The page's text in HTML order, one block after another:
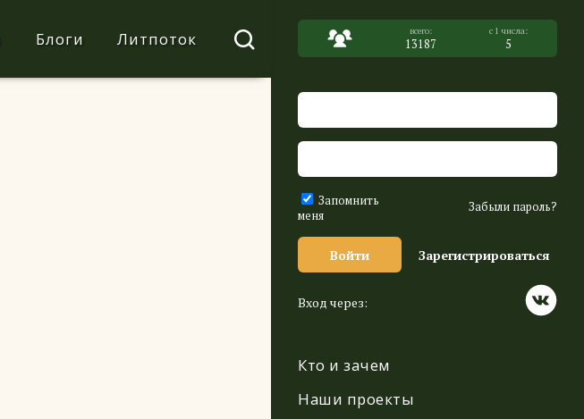
13187 5
Запомнить
меня
Забыли пароль?
Войти Зарегистрироваться
Вход через:
Кто и зачем
Наши проекты
Блоги Литпоток